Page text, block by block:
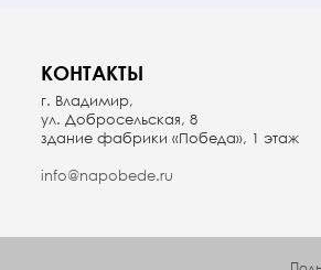
КОНТАКТЫ
г. Владимир,
ул. Добросельская, 8
здание фабрики «Победа», 1 этаж
info@napobede.ru